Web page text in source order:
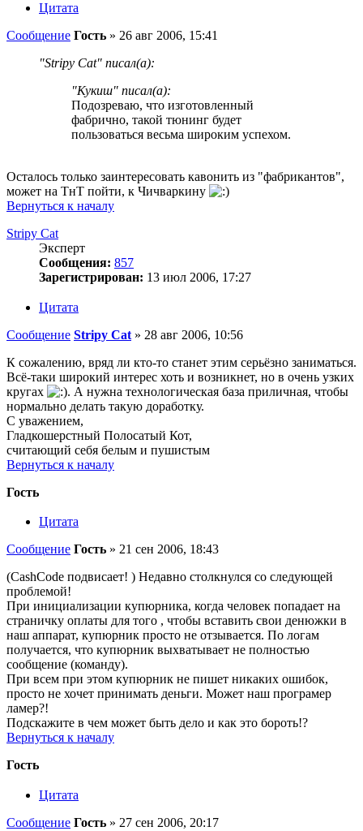
Цитата
Сообщение Гость » 26 авг 2006, 15:41
"Stripy Cat" писал(а):
"Кукиш" писал(а):
Подозреваю, что изготовленный
фабрично, такой тюнинг будет
пользоваться весьма широким успехом.
Осталось только заинтересовать кавонить из "фабрикантов",
может на ТнТ пойти, к Чичваркину
Вернуться к началу
Stripy Cat
Эксперт
Сообщения: 857
Зарегистрирован: 13 июл 2006, 17:27
Цитата
Сообщение Stripy Cat » 28 авг 2006, 10:56
К сожалению, вряд ли кто-то станет этим серьёзно заниматься.
Всё-таки широкий интерес хоть и возникнет, но в очень узких
кругах
. А нужна технологическая база приличная, чтобы
нормально делать такую доработку.
С уважением,
Гладкошерстный Полосатый Кот,
считающий себя белым и пушистым
Вернуться к началу
Гость
Цитата
Сообщение Гость » 21 сен 2006, 18:43
(CashCode подвисает! ) Недавно столкнулся со следующей
проблемой!
При инициализации купюрника, когда человек попадает на
страничку оплаты для того , чтобы вставить свои денюжки в
наш аппарат, купюрник просто не отзывается. По логам
получается, что купюрник выхватывает не полностью
сообщение (команду).
При всем при этом купюрник не пишет никаких ошибок,
просто не хочет принимать деньги. Может наш програмер
ламер?!
Подскажите в чем может быть дело и как это бороть!?
Вернуться к началу
Гость
Цитата
Сообщение Гость » 27 сен 2006, 20:17